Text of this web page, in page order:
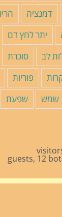
דמנציה
יתר לחץ דם
לב סוכרת
פוריות
שמש שפעת
12